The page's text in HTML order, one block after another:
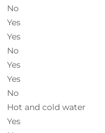
No
Yes
Yes
No
Yes
Yes
No
Hot and cold water
Yes